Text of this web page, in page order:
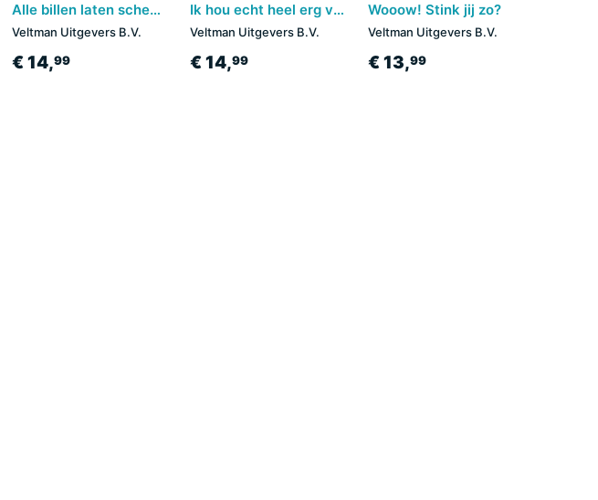
Alle billen laten scheetjes
Veltman Uitgevers B.V.
€ 14,99
Ik hou echt heel erg van mijn scheten!
Veltman Uitgevers B.V.
€ 14,99
Wooow! Stink jij zo?
Veltman Uitgevers B.V.
€ 13,99